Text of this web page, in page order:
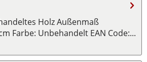
Holz Außenmaß
Farbe: Unbehandelt EAN Code:...